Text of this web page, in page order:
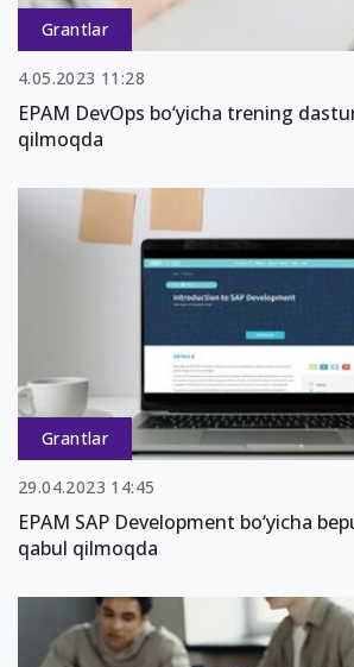
Grantlar
4.05.2023 11:28
EPAM DevOps bo‘yicha trening
qilmoqda
Grantlar
29.04.2023 14:45
EPAM SAP Development bo‘yicha
qabul qilmoqda